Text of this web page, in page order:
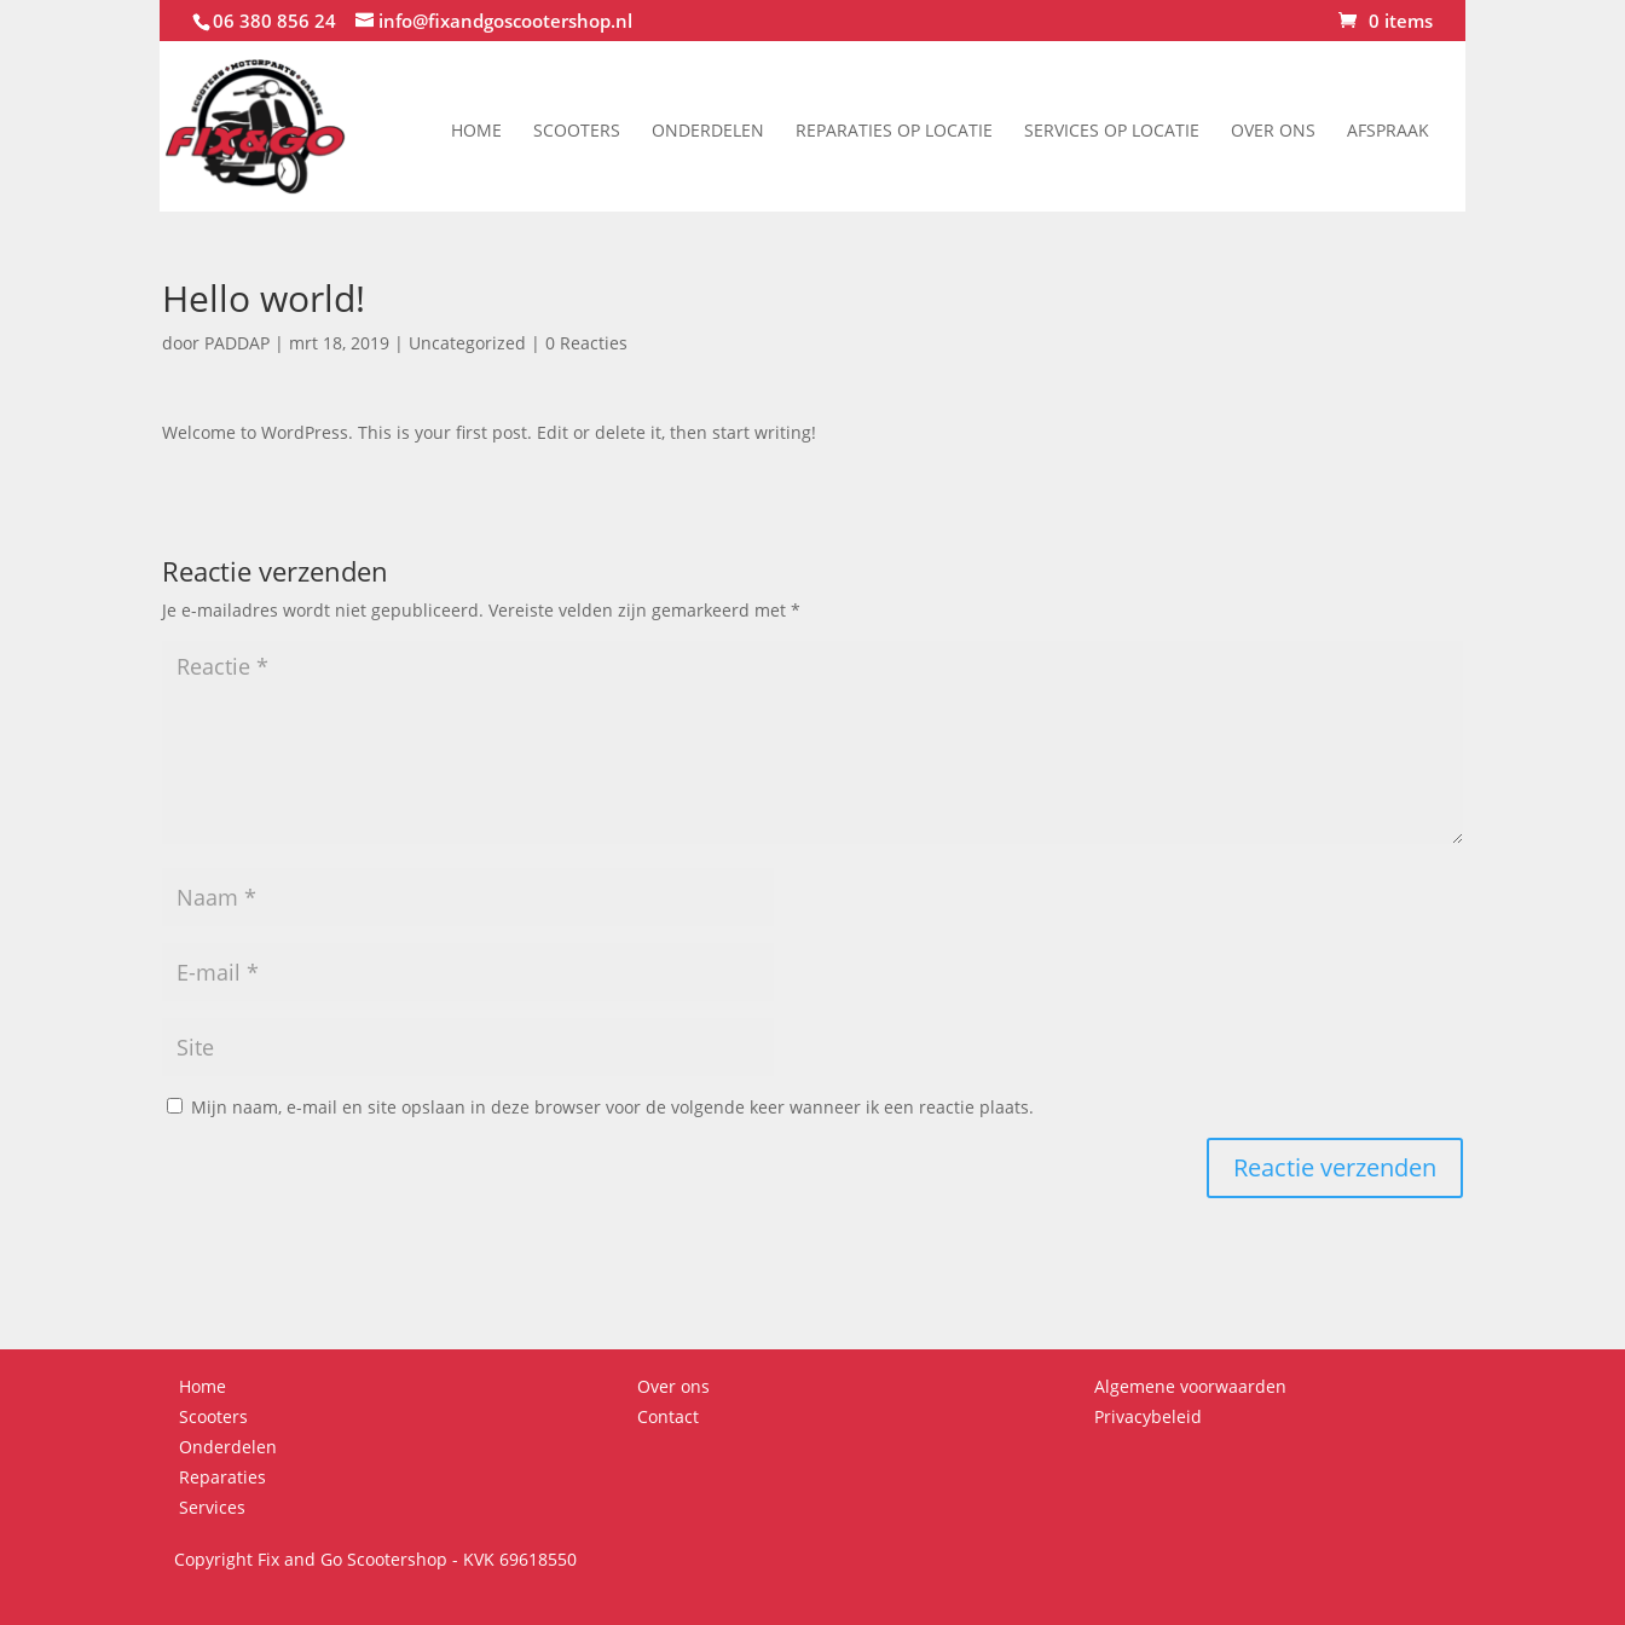
06 380 856 24 info@fixandgoscootershop.nl 0 items
HOME SCOOTERS ONDERDELEN REPARATIES OP LOCATIE SERVICES OP LOCATIE OVER ONS AFSPRAAK
Hello world!
door PADDAP | mrt 18, 2019 | Uncategorized |0 Reacties
Welcome to WordPress. This is your first post. Edit or delete it, then start writing!
Reactie verzenden
Je e-mailadres wordt niet gepubliceerd. Vereiste velden zijn gemarkeerd met*
Mijn naam, e-mail en site opslaan in deze browser voor de volgende keer wanneer ik een reactie plaats.
Home
Scooters
Onderdelen
Reparaties
Services
Over ons
Contact
Algemene voorwaarden
Privacybeleid
Copyright Fix and Go Scootershop - KVK 69618550